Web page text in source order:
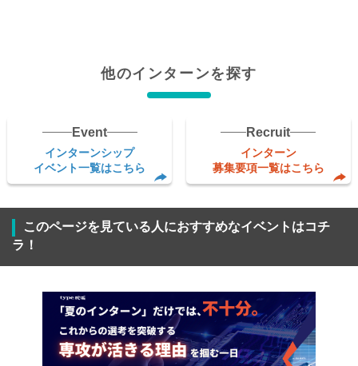
他のインターンを探す
Event
インターンシップ
イベント一覧はこちら
Recruit
インターン
募集要項一覧はこちら
このページを見ている人におすすめなイベントはコチ
ラ！